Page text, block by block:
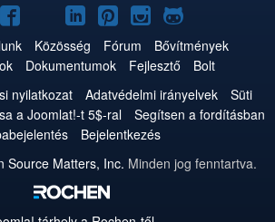
Joomla!
a
Facebookon
Joomla!
a
YouTube-
on
Joomla!
a
LinkedInen
Joomla!
a
Pinteresten
Joomla!
az
Instagramon
Joomla!
a
GitHub-
on
Közösség Fórum
Bővítmények
Dokumentumok Fejlesztő
Bolt
nyilatkozat
Adatvédelmi irányelvek
Süti
a Joomlat!-t 5$-ral
Segítsen a fordításban
Bejelentkezés
Source Matters, Inc. Minden jog fenntartva.